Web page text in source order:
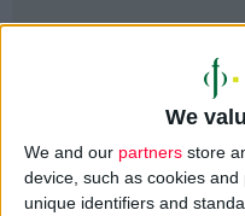
We
We and our partners store
device, such as cookies
unique identifiers and
εξέδωσε
ενημερώνει τους
του νησιού,
αναστείλει από